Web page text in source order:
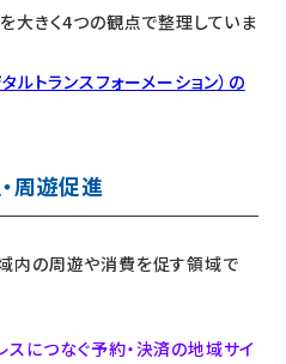
大きく4つの観点で整理していま
ルトランスフォーメーション）の
周遊促進
内の周遊や消費を促す領域で
スにつなぐ予約・決済の地域サイ